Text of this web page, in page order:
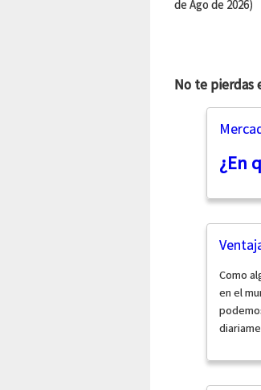
de Ago de 2026)
No te pierdas
¿En
Como
en el